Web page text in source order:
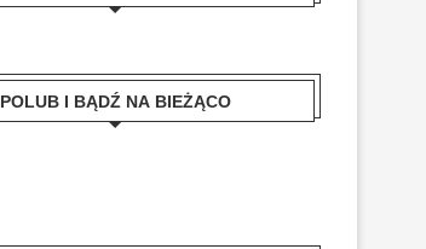
POLUB I BĄDŹ NA BIEŻĄCO